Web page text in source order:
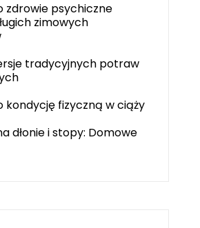
zdrowie psychiczne
zimowych
tradycyjnych potraw
kondycję fizyczną w ciąży
dłonie i stopy: Domowe